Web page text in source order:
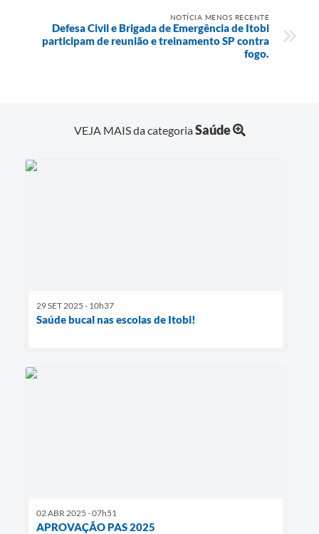
NOTÍCIA MENOS RECENTE
Defesa Civil e Brigada de Emergência de Itobi
participam de reunião e treinamento SP contra
fogo.
VEJA MAIS da categoriaSaúde
29 SET 2025 - 10h37
Saúde bucal nas escolas de Itobi!
02 ABR 2025 - 07h51
APROVAÇÃO PAS 2025